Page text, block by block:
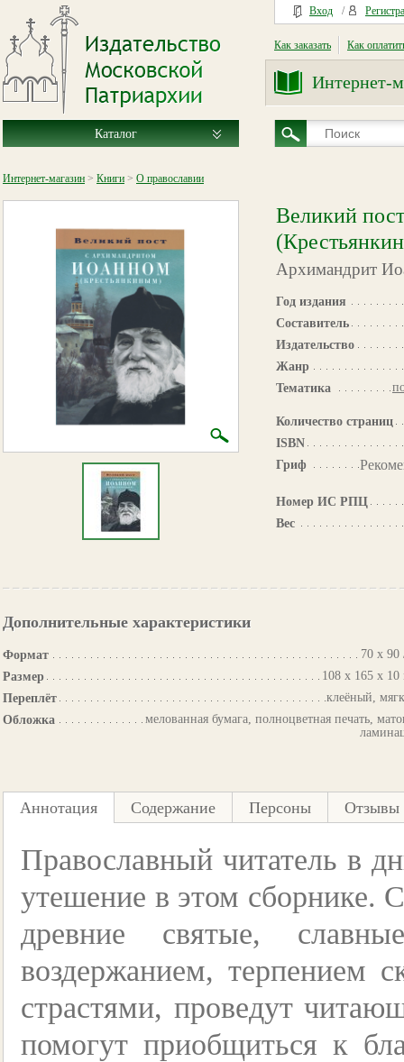
Вход /
Как заказать Как
Интернет-
Каталог
Интернет-магазин > Книги > О православии
Великий
Архимандрит
Год издания
Составитель
Издательство
Жанр
Тематика
Количество страниц
ISBN
Гриф
Номер ИС РПЦ
Вес
Дополнительные характеристики
Формат
70 х 90
Размер
108 х 165 х
Переплёт
клеёный,
Обложка
мелованная бумага, полноцветная печать,
Аннотация Содержание Персоны Отзывы
Православный читатель в
утешение в этом
древние святые,
воздержанием, терпением
страстями, проведут
помогут приобщиться к